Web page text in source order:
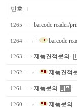
번호
1265 barcode reader/
1264 barcode
1263 제품견적문의.
1262 제품견적
1261 제품문의
1260 제품문의